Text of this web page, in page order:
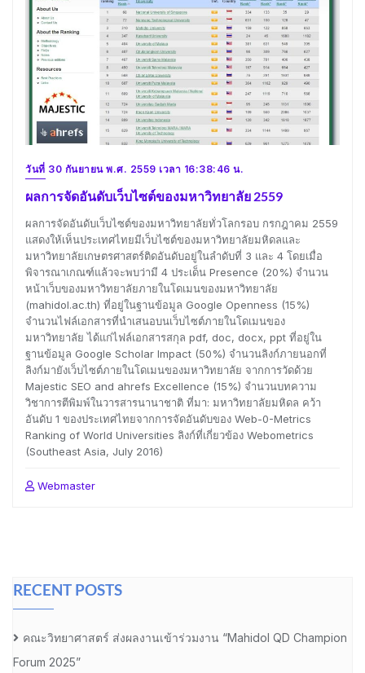
วันที่ 30 กันยายน พ.ศ. 2559 เวลา 16:38:46 น.
ผลการจัดอันดับเว็บไซต์ของมหาวิทยาลัย 2559
ผลการจัดอันดับเว็บไซต์ของมหาวิทยาลัยทั่วโลกรอบ กรกฎาคม 2559
แสดงให้เห็นประเทศไทยมีเว็บไซต์ของมหาวิทยาลัยมหิดลและ
มหาวิทยาลัยเกษตรศาสตร์ติดอันดับอยู่ในลำดับที่ 3 และ 4 โดยเมื่อ
พิจารณาเกณฑ์แล้วจะพบว่ามี 4 ประเด็น Presence (20%) จำนวน
หน้าเว็บของมหาวิทยาลัยภายในโดเมนของมหาวิทยาลัย
(mahidol.ac.th) ที่อยู่ในฐานข้อมูล Google Openness (15%)
จำนวนไฟล์เอกสารที่นำเสนอบนเว็บไซต์ภายในโดเมนของ
มหาวิทยาลัย ได้แก่ไฟล์เอกสารสกุล pdf, doc, docx, ppt ที่อยู่ใน
ฐานข้อมูล Google Scholar Impact (50%) จำนวนลิงก์ภายนอกที่
ลิงก์มายังเว็บไซต์ภายในโดเมนของมหาวิทยาลัย จากการวัดด้วย
Majestic SEO and ahrefs Excellence (15%) จำนวนบทความ
วิชาการตีพิมพ์ในวารสารนานาชาติ ที่มา: มหาวิทยาลัยมหิดล คว้า
อันดับ 1 ของประเทศไทยจากการจัดอันดับของ Web-0-Metrics
Ranking of World Universities ลิงก์ที่เกี่ยวข้อง Webometrics
(Southeast Asia, July 2016)
Webmaster
RECENT POSTS
คณะวิทยาศาสตร์ ส่งผลงานเข้าร่วมงาน “Mahidol QD Champion
Forum 2025”